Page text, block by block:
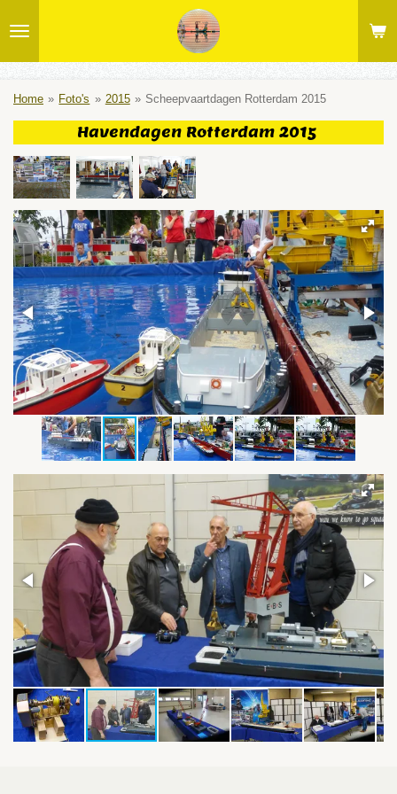
direct
hoofdinhoud
Home » Foto's » 2015 » Scheepvaartdagen Rotterdam 2015
Havendagen Rotterdam 2015